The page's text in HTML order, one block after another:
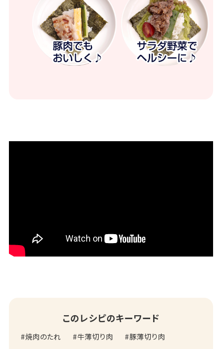
このレシピのキーワード
焼肉のたれ 牛薄切り肉
豚薄切り肉